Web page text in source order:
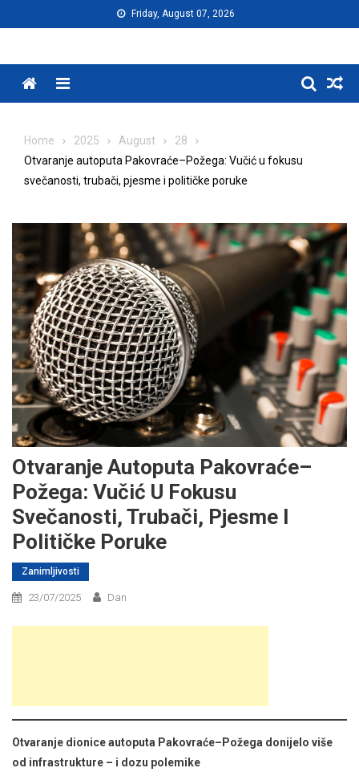
to
Friday, August 07, 2026
Menu
Home 2025 August
28
Otvaranje autoputa Pakovraće–Požega: Vučić u fokusu
svečanosti, trubači, pjesme i političke poruke
Otvaranje Autoputa Pakovraće–
Požega: Vučić U Fokusu
Svečanosti, Trubači, Pjesme I
Političke Poruke
Zanimljivosti
23/07/2025 Dan
Otvaranje dionice autoputa Pakovraće–Požega donijelo više
od infrastrukture – i dozu polemike